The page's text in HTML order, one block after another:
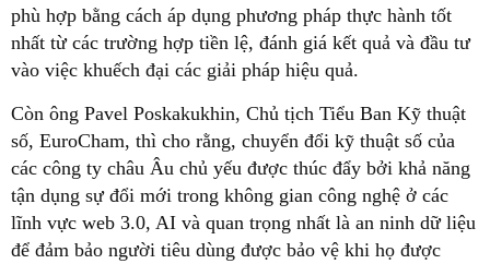
phù hợp bằng cách áp dụng phương pháp thực hành tốt
nhất từ các trường hợp tiền lệ, đánh giá kết quả và đầu tư
vào việc khuếch đại các giải pháp hiệu quả.
Còn ông Pavel Poskakukhin, Chủ tịch Tiểu Ban Kỹ thuật
số, EuroCham, thì cho rằng, chuyển đổi kỹ thuật số của
các công ty châu Âu chủ yếu được thúc đẩy bởi khả năng
tận dụng sự đổi mới trong không gian công nghệ ở các
lĩnh vực web 3.0, AI và quan trọng nhất là an ninh dữ liệu
để đảm bảo người tiêu dùng được bảo vệ khi họ được